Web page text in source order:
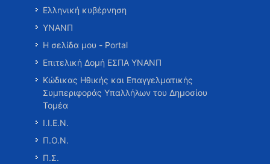
Ελληνική κυβέρνηση
ΥΝΑΝΠ
Η σελίδα μου - Portal
Επιτελική Δομή ΕΣΠΑ ΥΝΑΝΠ
Κώδικας Ηθικής και Επαγγελματικής
Συμπεριφοράς Υπαλλήλων του Δημοσίου
Τομέα
Ι.Ι.Ε.Ν.
Π.Ο.Ν.
Π.Σ.